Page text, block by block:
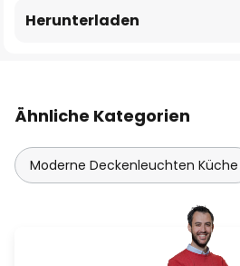
Herunterladen
Ähnliche Kategorien
Moderne Deckenleuchten Küche